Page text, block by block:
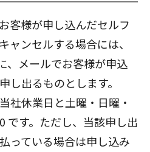
客様が申し込んだセルフ
ャンセルする場合には、
メールでお客様が申込
し出るものとします。
社休業日と土曜・日曜・
です。ただし、当該申し出
っている場合は申し込み